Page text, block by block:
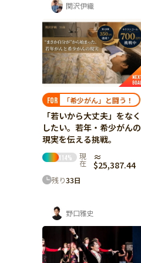
関沢伊織
FOR 「希少がん」と闘う！
「若いから大丈夫」をなく
したい。若年・希少がんの
現実を伝える挑戦。
114% 現
在
≈
$25,387.44
残り33日
野口雅史